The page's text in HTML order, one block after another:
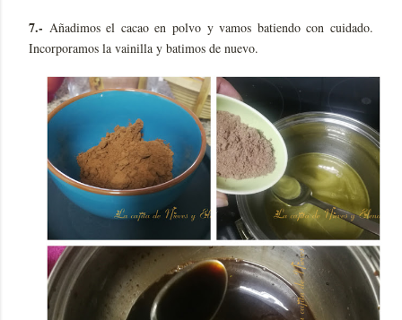
7.- Añadimos el cacao en polvo y vamos batiendo con cuidado.
Incorporamos la vainilla y batimos de nuevo.